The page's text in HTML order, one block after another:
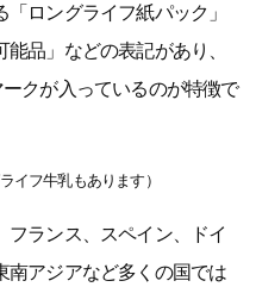
ロングライフ紙パック」
品」などの表記があり、
クが入っているのが特徴で
イフ牛乳もあります）
フランス、スペイン、ドイ
南アジアなど多くの国では